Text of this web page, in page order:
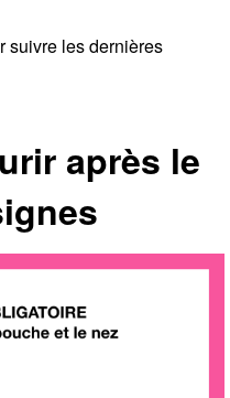
suivre les dernières
après le